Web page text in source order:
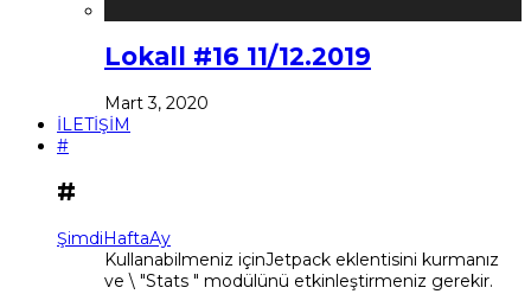
Lokall #16 11/12.2019
Mart 3, 2020
İLETİŞİM
#
#
ŞimdiHaftaAy
Kullanabilmeniz içinJetpack eklentisini kurmanız
ve \ "Stats " modülünü etkinleştirmeniz gerekir.